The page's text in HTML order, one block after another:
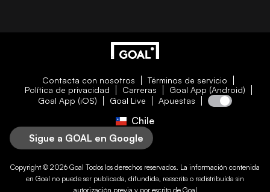
Contacta con nosotros
Términos de servicio
Política de privacidad
Carreras
Goal App (Android)
Goal App (iOS)
Goal Live Apuestas
Chile
Sigue a GOAL en Google
Copyright © 2026 Goal Todos los derechos reservados. La información contenida
en Goal no puede ser publicada, difundida, reescrita o redistribuída sin
autorización previa y por escrito de Goal